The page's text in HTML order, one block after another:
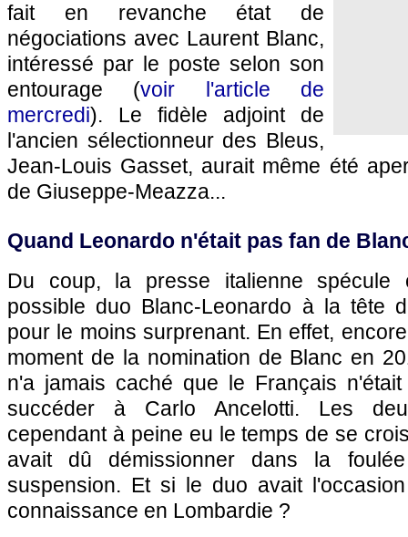
fait en revanche état de
négociations avec Laurent Blanc,
intéressé par le poste selon son
entourage (voir l'article de
mercredi). Le fidèle adjoint de
l'ancien sélectionneur des Bleus,
Jean-Louis Gasset, aurait même été
de Giuseppe-Meazza...
Quand Leonardo n'était pas fan de
Du coup, la presse italienne
possible duo Blanc-Leonardo à la tête
pour le moins surprenant. En effet,
moment de la nomination de Blanc en
n'a jamais caché que le Français
succéder à Carlo Ancelotti. Les
cependant à peine eu le temps de se
avait dû démissionner dans la
suspension. Et si le duo avait
connaissance en Lombardie ?